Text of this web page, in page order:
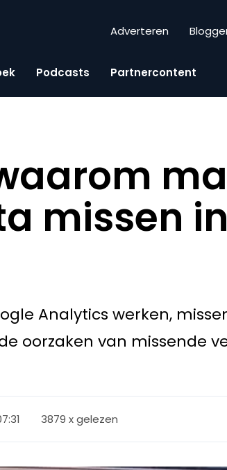
Adverteren
Podcasts Partnercontent
missen
Analytics werken,
oorzaken van missende
3879 x gelezen